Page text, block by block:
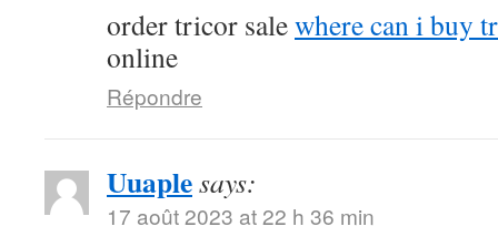
order tricor salewhere can i buy
online
Répondre
Uuaplesays:
17 août 2023 at 22 h 36 min